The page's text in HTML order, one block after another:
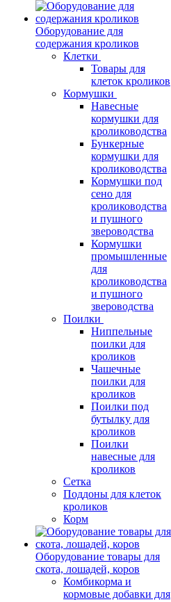
Оборудование для
содержания кроликов
Клетки
Товары для
клеток кроликов
Кормушки
Навесные
кормушки для
кролиководства
Бункерные
кормушки для
кролиководства
Кормушки под
сено для
кролиководства
и пушного
звероводства
Кормушки
промышленные
для
кролиководства
и пушного
звероводства
Поилки
Ниппельные
поилки для
кроликов
Чашечные
поилки для
кроликов
Поилки под
бутылку для
кроликов
Поилки
навесные для
кроликов
Сетка
Поддоны для клеток
кроликов
Корм
Оборудование товары для
скота, лошадей, коров
Комбикорма и
кормовые добавки для